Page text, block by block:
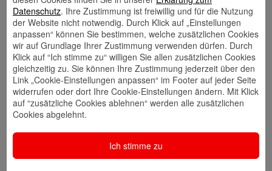
Kontakt
speichern
Walletkarte
hinzufügen
Rückrufwunsch
Website
🎊 Haspa-
Veranstaltungen
🎯 Service-
Center
Kunden
Datenschutz. Ihre Zustimmung ist freiwillig und für die Nutzung
der Website nicht notwendig. Durch Klick auf „Einstellungen
anpassen“ können Sie bestimmen, welche zusätzlichen Cookies
wir auf Grundlage Ihrer Zustimmung verwenden dürfen. Durch
Klick auf “Ich stimme zu“ willigen Sie allen zusätzlichen Cookies
gleichzeitig zu. Sie können Ihre Zustimmung jederzeit über den
Link „Cookie-Einstellungen anpassen“ im Footer auf jeder Seite
widerrufen oder dort Ihre Cookie-Einstellungen ändern. Mit Klick
auf “zusätzliche Cookies ablehnen“ werden alle zusätzlichen
Cookies abgelehnt.
Ich stimme zu